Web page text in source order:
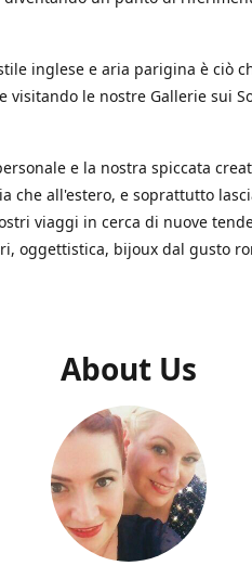
inglese e aria parigina è ciò
visitando le nostre Gallerie sui
e la nostra spiccata
che all'estero, e soprattutto
viaggi in cerca di nuove
oggettistica, bijoux dal gusto
About Us